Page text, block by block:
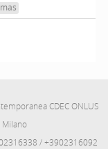
CDEC ONLUS
Milano
/ +3902316092